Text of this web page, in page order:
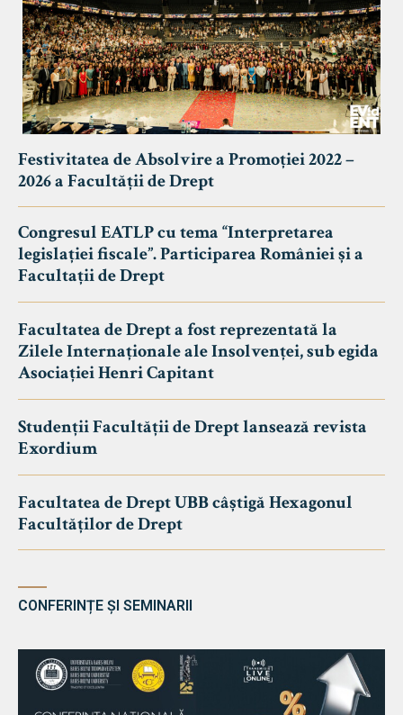
Festivitatea de Absolvire a Promoției 2022 –
2026 a Facultății de Drept
Congresul EATLP cu tema “Interpretarea
legislației fiscale”. Participarea României și a
Facultații de Drept
Facultatea de Drept a fost reprezentată la
Zilele Internaționale ale Insolvenței, sub egida
Asociației Henri Capitant
Studenții Facultății de Drept lansează revista
Exordium
Facultatea de Drept UBB câștigă Hexagonul
Facultăților de Drept
CONFERINȚE ȘI SEMINARII